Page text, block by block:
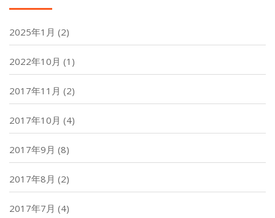
2025年1月 (2)
2022年10月 (1)
2017年11月 (2)
2017年10月 (4)
2017年9月 (8)
2017年8月 (2)
2017年7月 (4)